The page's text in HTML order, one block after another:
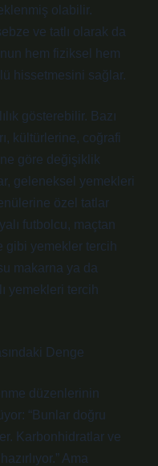
olabilir.
ve tatlı olarak da
hem fiziksel hem
hissetmesini sağlar.
gösterebilir. Bazı
kültürlerine, coğrafi
göre değişiklik
geleneksel yemekleri
özel tatlar
futbolcu, maçtan
gibi yemekler tercih
makarna ya da
yemekleri tercih
Denge
düzenlerinin
“Bunlar doğru
Karbonhidratlar ve
Ama